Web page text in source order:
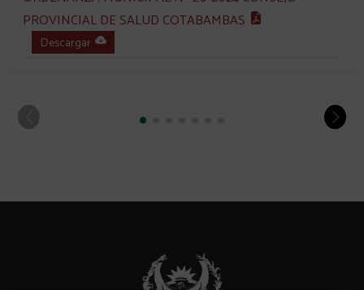
PROVINCIAL DE SALUD COTABAMBAS
Descargar